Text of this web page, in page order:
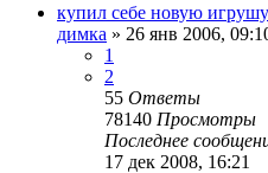
купил себе новую
димка » 26 янв 2006,
1
2
55 Ответы
78140 Просмотры
Последнее
17 дек 2008, 16:21